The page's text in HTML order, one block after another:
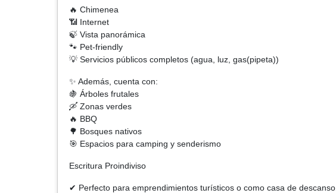
🔥 Chimenea
📶 Internet
🍃 Vista panorámica
🐾 Pet-friendly
💡 Servicios públicos completos (agua, luz, gas(pipeta))
✨ Además, cuenta con:
🍇 Árboles frutales
🛶 Zonas verdes
🔥 BBQ
🌳 Bosques nativos
🎯 Espacios para camping y senderismo
Escritura Proindiviso
✔ Perfecto para emprendimientos turísticos o como casa de descanso.